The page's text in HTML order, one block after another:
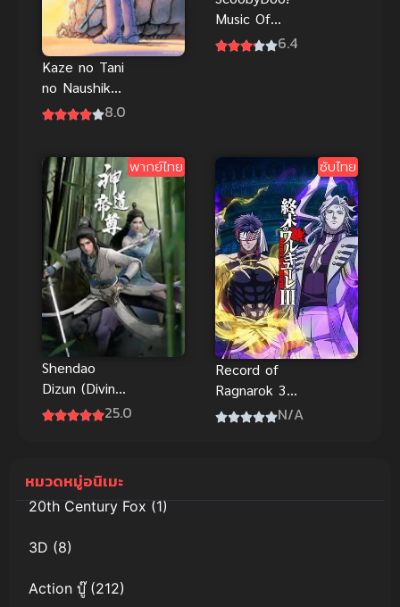
Kaze no Tani
no Naushika
(Nausicaä of
มหาสงคราม
หุบเขาแห่ง
สายลม พากย์
ไทย
8.0
Music Of
The Vampire
6.4
พากย์ไทย
Shendao
Dizun (Divine
Lord of the25.0
ซับไทย
Record of
Ragnarok 3
มหาศึกคนชนN/A
หมวดหมู่อนิเมะ
20th Century Fox(1)
3D (8)
Action บู๊(212)